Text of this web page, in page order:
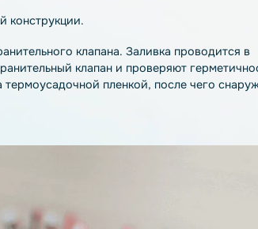
на основание. Катодный – на
обрабатывается в термопечи;
на ленты или листы и
в результате чего нанесенный
Это:
и анодных лепестков, проверка